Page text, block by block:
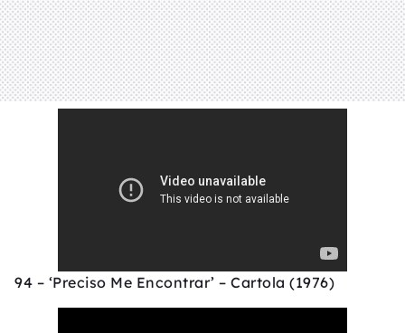
94 – ‘Preciso Me Encontrar’ – Cartola (1976)